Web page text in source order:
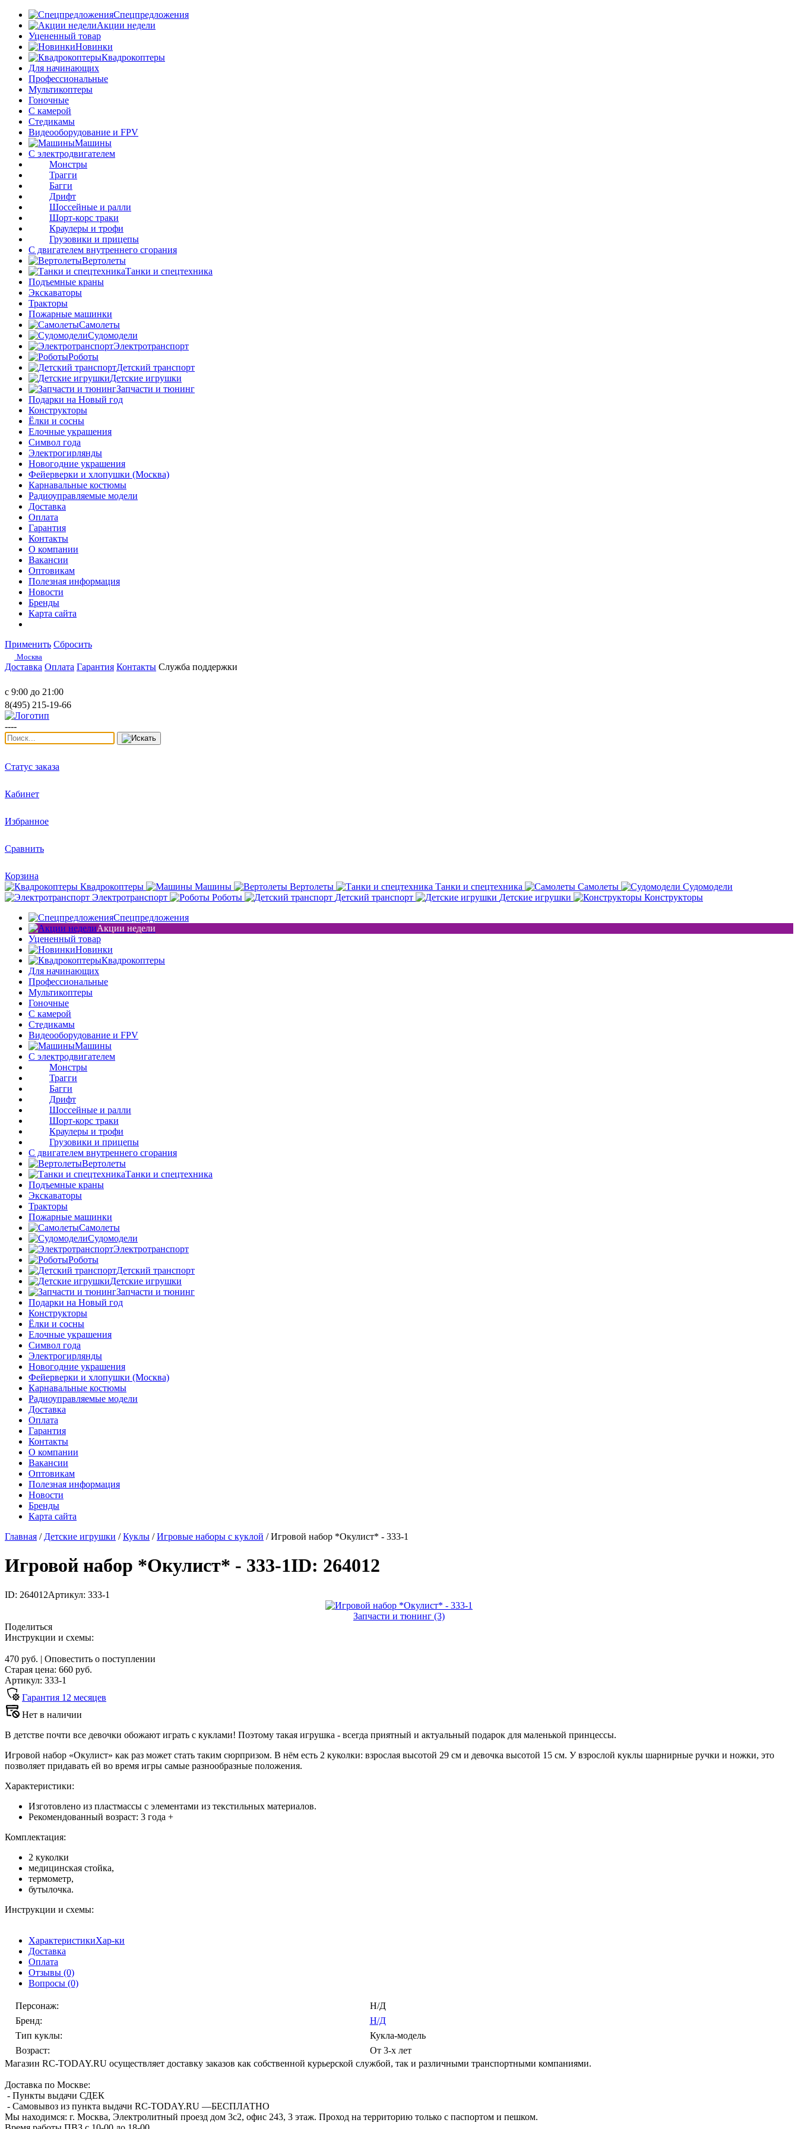
Спецпредложения
Акции недели
Уцененный товар
Новинки
Квадрокоптеры
Для начинающих
Профессиональные
Мультикоптеры
Гоночные
C камерой
Стедикамы
Видеооборудование и FPV
Машины
С электродвигателем
Монстры
Трагги
Багги
Дрифт
Шоссейные и ралли
Шорт-корс траки
Краулеры и трофи
Грузовики и прицепы
С двигателем внутреннего сгорания
Вертолеты
Танки и спецтехника
Подъемные краны
Экскаваторы
Тракторы
Пожарные машинки
Самолеты
Судомодели
Электротранспорт
Роботы
Детский транспорт
Детские игрушки
Запчасти и тюнинг
Подарки на Новый год
Конструкторы
Ёлки и сосны
Елочные украшения
Символ года
Электрогирлянды
Новогодние украшения
Фейерверки и хлопушки (Москва)
Карнавальные костюмы
Радиоуправляемые модели
Доставка
Оплата
Гарантия
Контакты
О компании
Вакансии
Оптовикам
Полезная информация
Новости
Бренды
Карта сайта
Применить Сбросить
Москва
Доставка Оплата Гарантия Контакты Служба поддержки
с 9:00 до 21:00
8(495) 215-19-66
----
Статус заказа
Кабинет
Избранное
Сравнить
Корзина
Квадрокоптеры
Машины Вертолеты Танки и спецтехника Самолеты
Судомодели
Электротранспорт
Роботы Детский транспорт Детские игрушки
Конструкторы
Спецпредложения
Акции недели
Уцененный товар
Новинки
Квадрокоптеры
Для начинающих
Профессиональные
Мультикоптеры
Гоночные
C камерой
Стедикамы
Видеооборудование и FPV
Машины
С электродвигателем
Монстры
Трагги
Багги
Дрифт
Шоссейные и ралли
Шорт-корс траки
Краулеры и трофи
Грузовики и прицепы
С двигателем внутреннего сгорания
Вертолеты
Танки и спецтехника
Подъемные краны
Экскаваторы
Тракторы
Пожарные машинки
Самолеты
Судомодели
Электротранспорт
Роботы
Детский транспорт
Детские игрушки
Запчасти и тюнинг
Подарки на Новый год
Конструкторы
Ёлки и сосны
Елочные украшения
Символ года
Электрогирлянды
Новогодние украшения
Фейерверки и хлопушки (Москва)
Карнавальные костюмы
Радиоуправляемые модели
Доставка
Оплата
Гарантия
Контакты
О компании
Вакансии
Оптовикам
Полезная информация
Новости
Бренды
Карта сайта
Главная / Детские игрушки /Куклы /Игровые наборы с куклой /Игровой набор *Окулист* - 333-1
Игровой набор *Окулист* - 333-1ID: 264012
ID: 264012Артикул: 333-1
Запчасти и тюнинг (3)
Поделиться
Инструкции и схемы:
470 руб. | Оповестить о поступлении
Старая цена: 660 руб.
Артикул: 333-1
Гарантия 12 месяцев
Нет в наличии
В детстве почти все девочки обожают играть с куклами! Поэтому такая игрушка - всегда приятный и актуальный подарок для маленькой принцессы.
Игровой набор «Окулист» как раз может стать таким сюрпризом. В нём есть 2 куколки: взрослая высотой 29 см и девочка высотой 15 см. У взрослой куклы шарнирные ручки и ножки, это
позволяет придавать ей во время игры самые разнообразные положения.
Характеристики:
Изготовлено из пластмассы с элементами из текстильных материалов.
Рекомендованный возраст: 3 года +
Комплектация:
2 куколки
медицинская стойка,
термометр,
бутылочка.
Инструкции и схемы:
ХарактеристикиХар-ки
Доставка
Оплата
Отзывы (0)
Вопросы (0)
Персонаж:
Н/Д
Бренд:
Н/Д
Тип куклы:
Кукла-модель
Возраст:
От 3-х лет
Магазин RC-TODAY.RU осуществляет доставку заказов как собственной курьерской службой, так и различными транспортными компаниями.
Доставка по Москве:
- Пункты выдачи СДЕК
- Самовывоз из пункта выдачи RC-TODAY.RU —БЕСПЛАТНО
Мы находимся: г. Москва, Электролитный проезд дом 3с2, офис 243, 3 этаж. Проход на территорию только с паспортом и пешком.